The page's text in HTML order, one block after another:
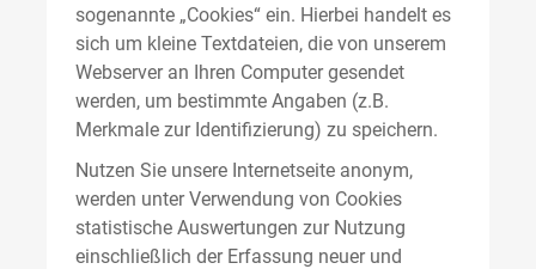
sogenannte „Cookies“ ein. Hierbei handelt es
sich um kleine Textdateien, die von unserem
Webserver an Ihren Computer gesendet
werden, um bestimmte Angaben (z.B.
Merkmale zur Identifizierung) zu speichern.
Nutzen Sie unsere Internetseite anonym,
werden unter Verwendung von Cookies
statistische Auswertungen zur Nutzung
einschließlich der Erfassung neuer und